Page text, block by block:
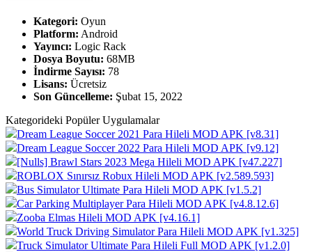
Kategori: Oyun
Platform: Android
Yayıncı: Logic Rack
Dosya Boyutu: 68MB
İndirme Sayısı: 78
Lisans: Ücretsiz
Son Güncelleme: Şubat 15, 2022
Kategorideki Popüler Uygulamalar
Dream League Soccer 2021 Para Hileli MOD APK [v8.31]
Dream League Soccer 2022 Para Hileli MOD APK [v9.12]
[Nulls] Brawl Stars 2023 Mega Hileli MOD APK [v47.227]
ROBLOX Sınırsız Robux Hileli MOD APK [v2.589.593]
Bus Simulator Ultimate Para Hileli MOD APK [v1.5.2]
Car Parking Multiplayer Para Hileli MOD APK [v4.8.12.6]
Zooba Elmas Hileli MOD APK [v4.16.1]
World Truck Driving Simulator Para Hileli MOD APK [v1.325]
Truck Simulator Ultimate Para Hileli Full MOD APK [v1.2.0]